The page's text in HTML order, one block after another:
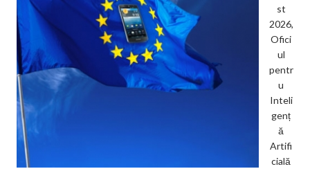
st
2026,
Ofici
ul
pentr
u
Inteli
genț
ă
Artifi
cială